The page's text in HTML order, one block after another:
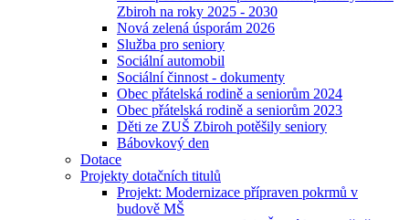
Zbiroh na roky 2025 - 2030
Nová zelená úsporám 2026
Služba pro seniory
Sociální automobil
Sociální činnost - dokumenty
Obec přátelská rodině a seniorům 2024
Obec přátelská rodině a seniorům 2023
Děti ze ZUŠ Zbiroh potěšily seniory
Bábovkový den
Dotace
Projekty dotačních titulů
Projekt: Modernizace přípraven pokrmů v
budově MŠ